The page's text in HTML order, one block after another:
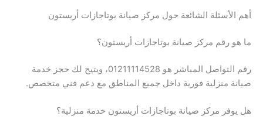
أهم الأسئلة الشائعة حول مركز صيانة بوتاجازات أريستون
ما هو رقم مركز صيانة بوتاجازات أريستون؟
رقم التواصل المباشر هو 01211114528، ويتيح لك حجز خدمة
صيانة منزلية فورية داخل جميع المناطق مع دعم فني متخصص.
هل يوفر مركز صيانة بوتاجازات أريستون خدمة منزلية؟